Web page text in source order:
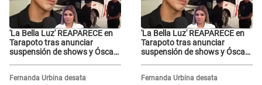
'La Bella Luz' REAPARECE en
Tarapoto tras anunciar
suspensión de shows y Óscar
Fernanda Urbina desata
'La Bella Luz' REAPARECE en
Tarapoto tras anunciar
suspensión de shows y Óscar
Fernanda Urbina desata